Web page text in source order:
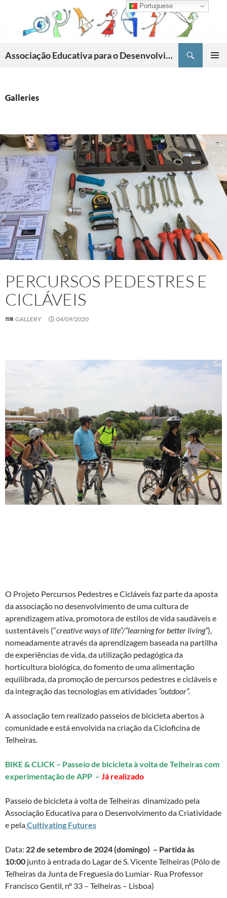
content
Associação Educativa para o Desenvolvimento da Criatividade
Galleries
PERCURSOS PEDESTRES E
CICLÁVEIS
GALLERY 04/09/2020
O Projeto Percursos Pedestres e Cicláveis faz parte da aposta
da associação no desenvolvimento de uma cultura de
aprendizagem ativa, promotora de estilos de vida saudáveis e
sustentáveis (“creative ways of life”/”learning for better living”),
nomeadamente através da aprendizagem baseada na partilha
de experiências de vida, da utilização pedagógica da
horticultura biológica, do fomento de uma alimentação
equilibrada, da promoção de percursos pedestres e cicláveis e
da integração das tecnologias em atividades “outdoor”.
A associação tem realizado passeios de bicicleta abertos à
comunidade e está envolvida na criação da Cicloficina de
Telheiras.
BIKE & CLICK – Passeio de bicicleta à volta de Telheiras com
experimentação de APP – Já realizado
Passeio de bicicleta à volta de Telheiras dinamizado pela
Associação Educativa para o Desenvolvimento da Criatividade
e pelaCultivating Futures
Data: 22 de setembro de 2024 (domingo) – Partida às
10:00 junto à entrada do Lagar de S. Vicente Telheiras (Pólo de
Telheiras da Junta de Freguesia do Lumiar- Rua Professor
Francisco Gentil, nº 33 – Telheiras – Lisboa)
Portuguese